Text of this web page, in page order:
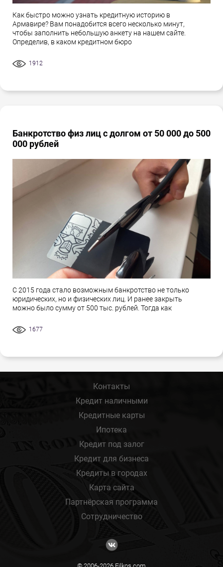
Как быстро можно узнать кредитную историю в
Армавире? Вам понадобится всего несколько минут,
чтобы заполнить небольшую анкету на нашем сайте.
Определив, в каком кредитном бюро
1912
Банкротство физ лиц с долгом от 50 000 до 500
000 рублей
С 2015 года стало возможным банкротство не только
юридических, но и физических лиц. И ранее закрыть
можно было сумму от 500 тыс. рублей. Тогда как
1677
Контакты
Кредит наличными
Кредитные карты
Ипотека
Кредит под залог
Кредит для бизнеса
Кредиты в городах
Карта сайта
Партнёрская программа
Сотрудничество